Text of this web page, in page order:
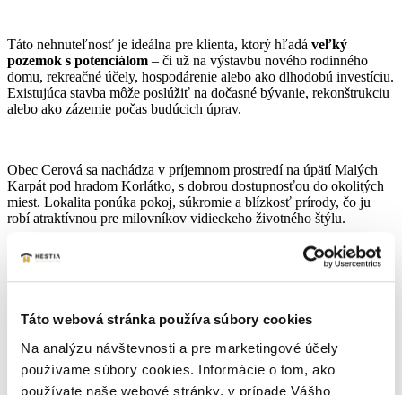
Táto webová stránka používa súbory cookies
Na analýzu návštevnosti a pre marketingové účely
používame súbory cookies. Informácie o tom, ako
používate naše webové stránky, v prípade Vášho
Táto nehnuteľnosť je ideálna pre klienta, ktorý hľadá veľký
pozemok s potenciálom – či už na výstavbu nového rodinného
domu, rekreačné účely, hospodárenie alebo ako dlhodobú investíciu.
Existujúca stavba môže poslúžiť na dočasné bývanie, rekonštrukciu
alebo ako zázemie počas budúcich úprav.
Obec Cerová sa nachádza v príjemnom prostredí na úpätí Malých
Karpát pod hradom Korlátko, s dobrou dostupnosťou do okolitých
miest. Lokalita ponúka pokoj, súkromie a blízkosť prírody, čo ju
robí atraktívnou pre milovníkov vidieckeho životného štýlu.
V prípade záujmu o obhliadku ma kontaktujte na tel. č. 0948 514
V cene je zahrnutý kompletný právny aj hypotekárny servis,
vypracovanie kúpnych zmlúv, overovanie podpisov, správne
poplatky na kataster, ako aj prepis energií a odovzdanie
nehnuteľnosti.